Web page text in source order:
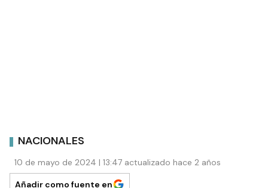
NACIONALES
10 de mayo de 2024 | 13:47 actualizado hace 2 años
Añadir como fuente en